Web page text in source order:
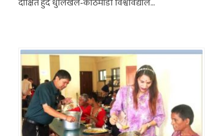
दीक्षित हुँदै धुलिखेल‐काठमाडौं विश्वविद्याल...